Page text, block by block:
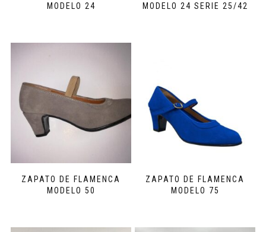
MODELO 24
MODELO 24 SERIE 25/42
ZAPATO DE FLAMENCA
MODELO 50
ZAPATO DE FLAMENCA
MODELO 75